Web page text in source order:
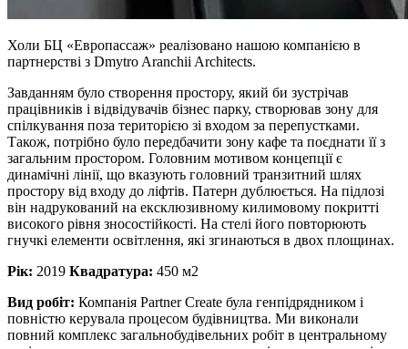
Холи БЦ «Европассаж» реалізовано нашою компанією в
партнерстві з Dmytro Aranchii Architects.
Завданням було створення простору, який би зустрічав
працівників і відвідувачів бізнес парку, створював зону для
спілкування поза територією зі входом за перепустками.
Також, потрібно було передбачити зону кафе та поєднати її з
загальним простором. Головним мотивом концепції є
динамічні лінії, що вказують головний транзитний шлях
простору від входу до ліфтів. Патерн дублюється. На підлозі
він надрукований на ексклюзивному килимовому покритті
високого рівня зносостійкості. На стелі його повторюють
гнучкі елементи освітлення, які згинаються в двох площинах.
Рік: 2019 Квадратура: 450 м2
Вид робіт: Компанія Partner Create була генпідрядником і
повністю керувала процесом будівництва. Ми виконали
повний комплекс загальнобудівельних робіт в центральному